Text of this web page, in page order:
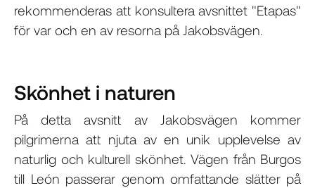
rekommenderas att konsultera avsnittet "Etapas"
för var och en av resorna på Jakobsvägen.
Skönhet i naturen
På detta avsnitt av Jakobsvägen kommer
pilgrimerna att njuta av en unik upplevelse av
naturlig och kulturell skönhet. Vägen från Burgos
till León passerar genom omfattande slätter på